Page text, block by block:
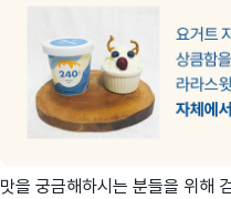
맛을 궁금해하시는 분들을 위해